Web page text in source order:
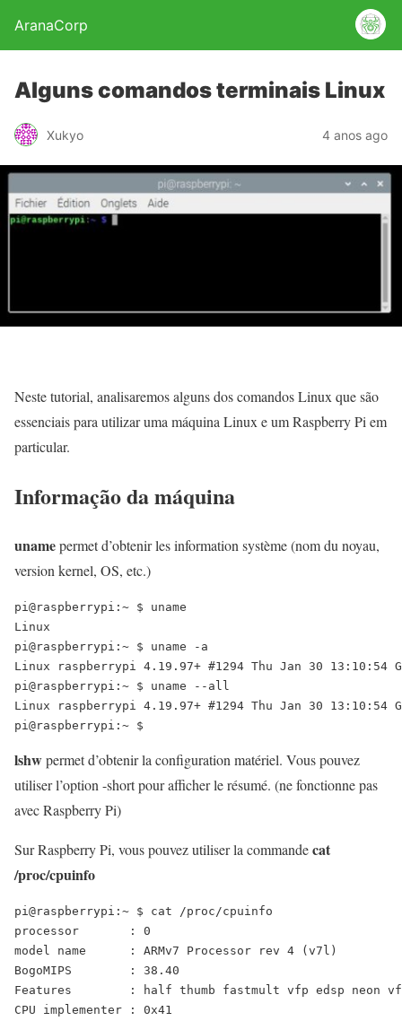
AranaCorp
Alguns comandos terminais Linux
Xukyo 4 anos ago
Neste tutorial, analisaremos alguns dos comandos Linux que são
essenciais para utilizar uma máquina Linux e um Raspberry Pi em
particular.
Informação da máquina
unamepermet d’obtenir les information système (nom du noyau,
version kernel, OS, etc.)
pi@raspberrypi:~ $ uname
Linux
pi@raspberrypi:~ $ uname -a
Linux raspberrypi 4.19.97+ #1294 Thu Jan 30 13:10:54
pi@raspberrypi:~ $ uname --all
Linux raspberrypi 4.19.97+ #1294 Thu Jan 30 13:10:54
lshwpermet d’obtenir la configuration matériel. Vous pouvez
utiliser l’option -short pour afficher le résumé. (ne fonctionne pas
avec Raspberry Pi)
Sur Raspberry Pi, vous pouvez utiliser la commandecat
/proc/cpuinfo
pi@raspberrypi:~ $ cat /proc/cpuinfo
processor	: 0
model name	: ARMv7 Processor rev 4 (v7l)
BogoMIPS	: 38.40
Features	: half thumb fastmult vfp edsp neon vfpv3 tls vfpv4 idiva idivt vfpd32 lpae evtstrm crc32
CPU implementer	: 0x41